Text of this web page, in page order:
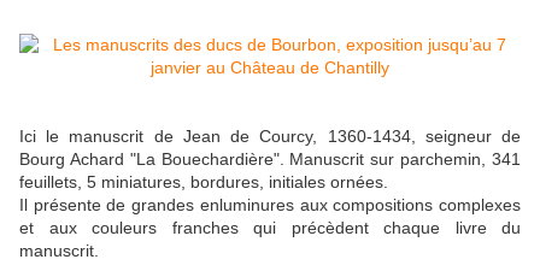
Ici le manuscrit de Jean de Courcy, 1360-1434, seigneur de
Bourg Achard "La Bouechardière". Manuscrit sur parchemin, 341
feuillets, 5 miniatures, bordures, initiales ornées.
Il présente de grandes enluminures aux compositions complexes
et aux couleurs franches qui précèdent chaque livre du
manuscrit.